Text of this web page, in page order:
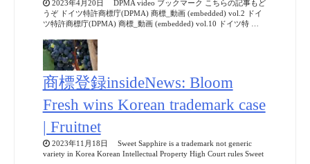
2023年4月20日 DPMA video ブックマーク こちらの記事もど
うぞ ドイツ特許商標庁(DPMA) 商標_動画 (embedded) vol.2 ドイ
ツ特許商標庁(DPMA) 商標_動画 (embedded) vol.10 ドイツ特 …
商標登録insideNews: Bloom
Fresh wins Korean trademark case
| Fruitnet
2023年11月18日 Sweet Sapphire is a trademark not generic
variety in Korea Korean Intellectual Property High Court rules Sweet